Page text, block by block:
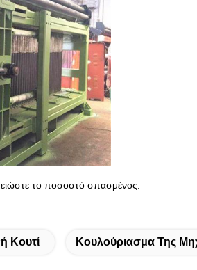
το ποσοστό σπασμένος.
Κουτί Κουλούριασμα Της